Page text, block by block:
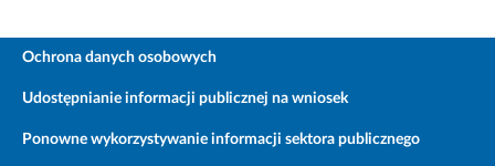
Ochrona danych osobowych
Udostępnianie informacji publicznej na wniosek
Ponowne wykorzystywanie informacji sektora publicznego